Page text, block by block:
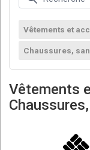
Vêtements et
Chaussures,
Vêtements